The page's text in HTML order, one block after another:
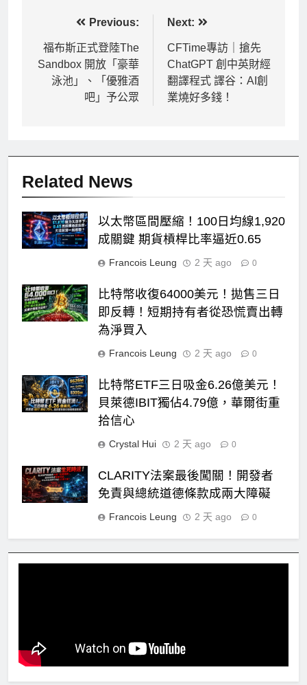
章
Previous:
福布斯正式登陸The
Sandbox 開放「豪華
泳池」、「優雅酒
吧」予公眾
Next:
CFTime專訪｜搶先
ChatGPT 創中英財經
翻譯程式 譯谷：AI創
業燒好多錢！
Related News
以太幣區間壓縮！100日均線1,920
成關鍵 期貨槓桿比率逼近0.65
Francois Leung 2 天 ago 0
比特幣收復64000美元！拋售三日
即反轉！短期持有者從恐慌賣出轉
為淨買入
Francois Leung 2 天 ago 0
比特幣ETF三日吸金6.26億美元！
貝萊德IBIT獨佔4.79億，華爾街重
拾信心
Crystal Hui 2 天 ago 0
CLARITY法案最後闖關！開發者
免責與總統道德條款成兩大障礙
Francois Leung 2 天 ago 0